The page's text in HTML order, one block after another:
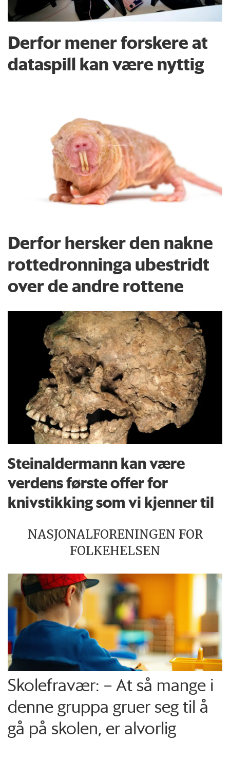
Derfor mener forskere at
dataspill kan være nyttig
Derfor hersker den nakne
rottedronninga ubestridt
over de andre rottene
Steinaldermann kan være
verdens første offer for
knivstikking som vi kjenner til
NASJONALFORENINGEN FOR
FOLKEHELSEN
Skolefravær: – At så mange i
denne gruppa gruer seg til å
gå på skolen, er alvorlig